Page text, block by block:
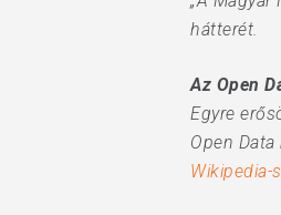
hátterét.
Az Open
Egyre
Open
Wikipedia-